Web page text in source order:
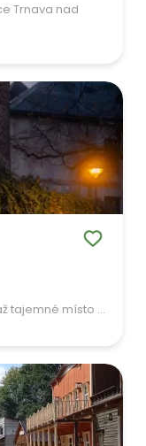
Trnava nad
tajemné místo ...